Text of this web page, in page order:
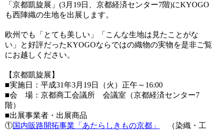
「京都凱旋展」(3月19日、京都経済センター7階)にKYOGO
も西陣織の生地を出展します。
欧州でも「とても美しい」「こんな生地は見たことがな
い」と好評だったKYOGOならではの織物の実物を是非ご覧
にお越しください。
【京都凱旋展】
■実施日：平成31年3月19日（火）正午～16:00
■会 場：京都商工会議所 会議室（京都経済センター7
階）
■出展事業者・出展商品
①国内販路開拓事業「あたらしきもの京都」
（染織・工